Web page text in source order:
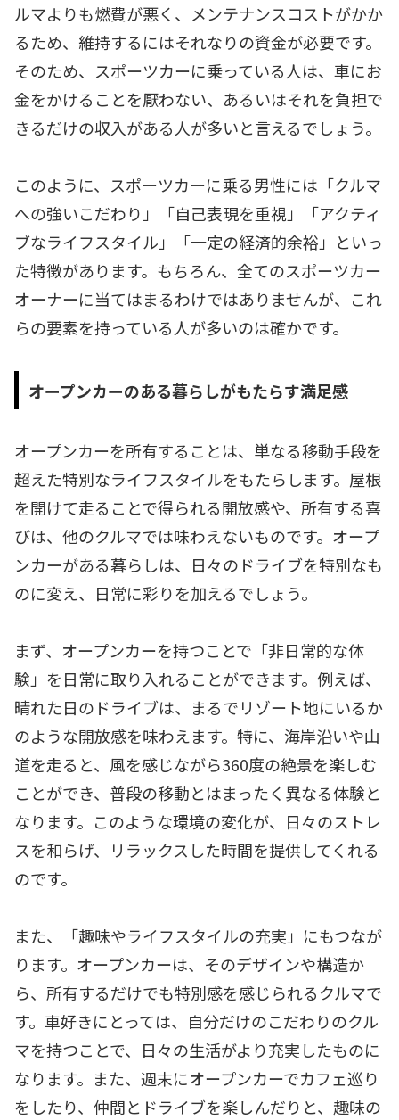
ルマよりも燃費が悪く、メンテナンスコストがかか
るため、維持するにはそれなりの資金が必要です。
そのため、スポーツカーに乗っている人は、車にお
金をかけることを厭わない、あるいはそれを負担で
きるだけの収入がある人が多いと言えるでしょう。
このように、スポーツカーに乗る男性には「クルマ
への強いこだわり」「自己表現を重視」「アクティ
ブなライフスタイル」「一定の経済的余裕」といっ
た特徴があります。もちろん、全てのスポーツカー
オーナーに当てはまるわけではありませんが、これ
らの要素を持っている人が多いのは確かです。
オープンカーのある暮らしがもたらす満足感
オープンカーを所有することは、単なる移動手段を
超えた特別なライフスタイルをもたらします。屋根
を開けて走ることで得られる開放感や、所有する喜
びは、他のクルマでは味わえないものです。オープ
ンカーがある暮らしは、日々のドライブを特別なも
のに変え、日常に彩りを加えるでしょう。
まず、オープンカーを持つことで「非日常的な体
験」を日常に取り入れることができます。例えば、
晴れた日のドライブは、まるでリゾート地にいるか
のような開放感を味わえます。特に、海岸沿いや山
道を走ると、風を感じながら360度の絶景を楽しむ
ことができ、普段の移動とはまったく異なる体験と
なります。このような環境の変化が、日々のストレ
スを和らげ、リラックスした時間を提供してくれる
のです。
また、「趣味やライフスタイルの充実」にもつなが
ります。オープンカーは、そのデザインや構造か
ら、所有するだけでも特別感を感じられるクルマで
す。車好きにとっては、自分だけのこだわりのクル
マを持つことで、日々の生活がより充実したものに
なります。また、週末にオープンカーでカフェ巡り
をしたり、仲間とドライブを楽しんだりと、趣味の